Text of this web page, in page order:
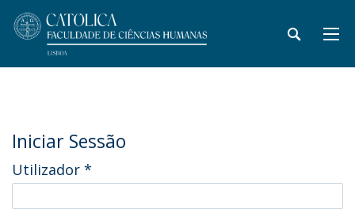
Iniciar Sessão
Utilizador *